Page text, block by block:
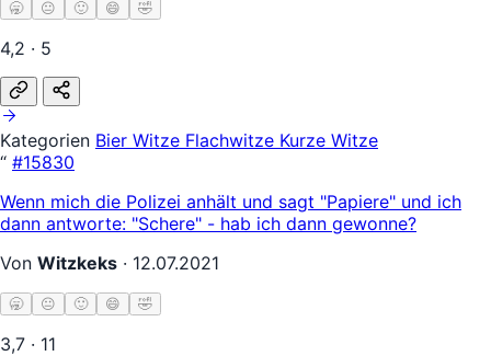
🥱 😐 🙂 😄 🤣
4,2 · 5
Kategorien Bier Witze Flachwitze Kurze Witze
“ #15830
Wenn mich die Polizei anhält und sagt "Papiere" und ich
dann antworte: "Schere" - hab ich dann gewonne?
Von Witzkeks · 12.07.2021
🥱 😐 🙂 😄 🤣
3,7 · 11